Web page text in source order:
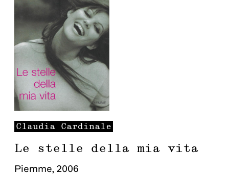
Claudia Cardinale
Le stelle della mia vita
Piemme, 2006